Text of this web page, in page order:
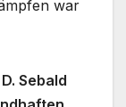
war
Sebald